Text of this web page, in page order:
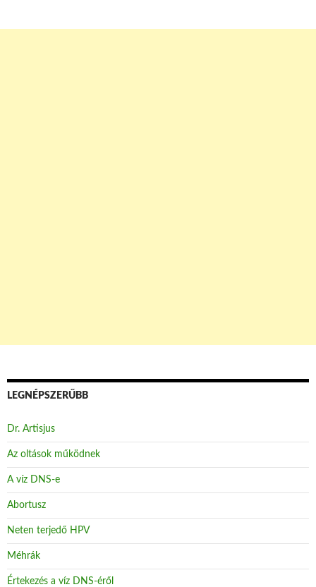
LEGNÉPSZERŰBB
Dr. Artisjus
Az oltások működnek
A víz DNS-e
Abortusz
Neten terjedő HPV
Méhrák
Értekezés a víz DNS-éről